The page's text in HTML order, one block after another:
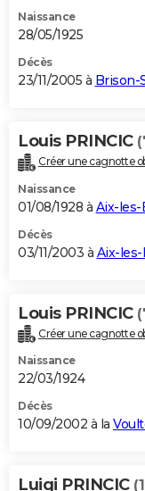
Naissance
28/05/1925
Décès
23/11/2005 à Brison-
Louis PRINCIC
Créer une cagnotte
Naissance
01/08/1928 à Aix-les-
Décès
03/11/2003 à Aix-
Louis PRINCIC
Créer une cagnotte
Naissance
22/03/1924
Décès
10/09/2002 à la
Luigi PRINCIC